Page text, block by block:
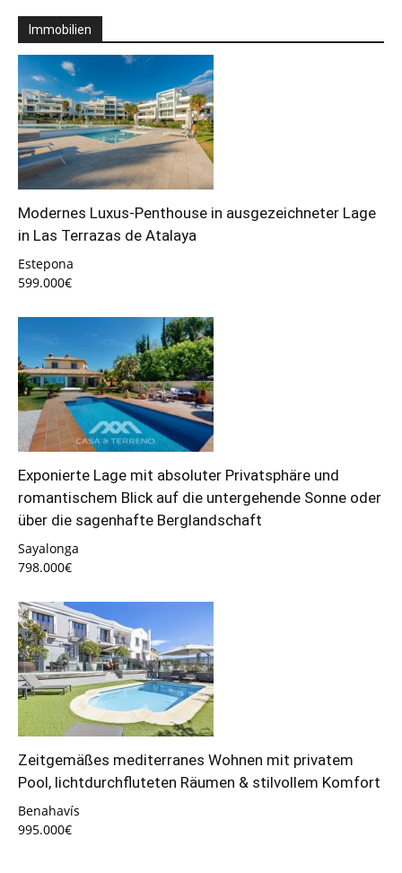
Immobilien
Modernes Luxus-Penthouse in ausgezeichneter Lage
in Las Terrazas de Atalaya
Estepona
599.000€
Exponierte Lage mit absoluter Privatsphäre und
romantischem Blick auf die untergehende Sonne oder
über die sagenhafte Berglandschaft
Sayalonga
798.000€
Zeitgemäßes mediterranes Wohnen mit privatem
Pool, lichtdurchfluteten Räumen & stilvollem Komfort
Benahavís
995.000€